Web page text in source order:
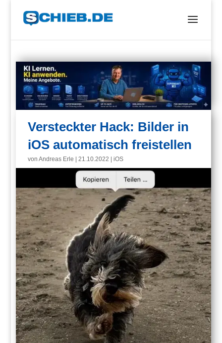
Versteckter Hack: Bilder in
iOS automatisch freistellen
vonAndreas Erle |21.10.2022 |iOS